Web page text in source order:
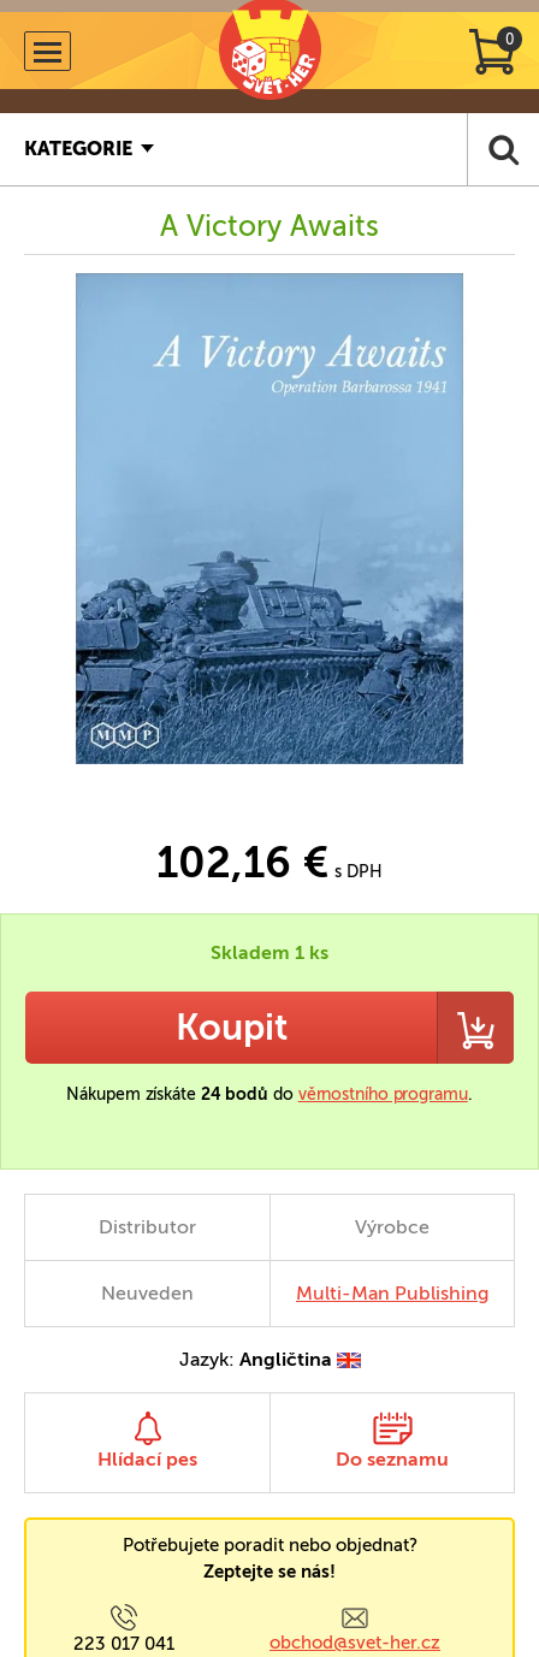
0
KATEGORIE
A Victory Awaits
102,16 € s DPH
Skladem 1 ks
Koupit
Nákupem získáte 24 bodů do věrnostního programu.
Distributor Výrobce
Neuveden Multi-Man Publishing
Jazyk: Angličtina
Hlídací pes Do seznamu
Potřebujete poradit nebo objednat?
Zeptejte se nás!
223 017 041 obchod@svet-her.cz